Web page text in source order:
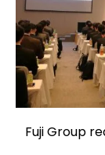
Fuji Group